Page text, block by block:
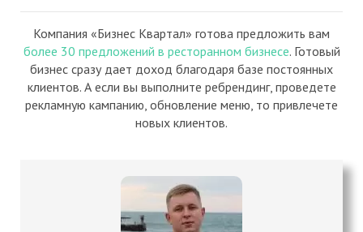
Компания «Бизнес Квартал» готова предложить вам
более 30 предложений в ресторанном бизнесе. Готовый
бизнес сразу дает доход благодаря базе постоянных
клиентов. А если вы выполните ребрендинг, проведете
рекламную кампанию, обновление меню, то привлечете
новых клиентов.